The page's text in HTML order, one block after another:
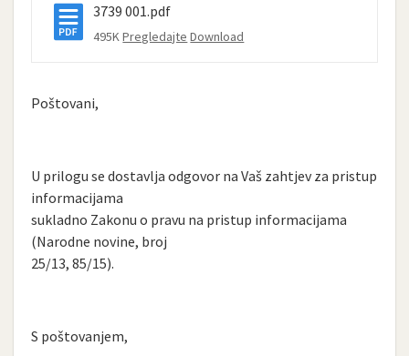
3739 001.pdf
495KPregledajte Download
Poštovani,
U prilogu se dostavlja odgovor na Vaš zahtjev za pristup
informacijama
sukladno Zakonu o pravu na pristup informacijama
(Narodne novine, broj
25/13, 85/15).
S poštovanjem,